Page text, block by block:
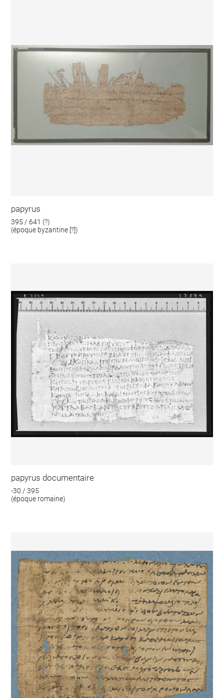
papyrus
395 / 641 (?)
(époque byzantine [?])
papyrus documentaire
-30 / 395
(époque romaine)